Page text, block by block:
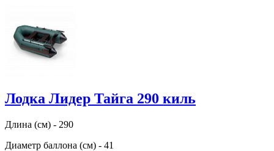
Лодка Лидер Тайга 290 киль
Длина (см) - 290
Диаметр баллона (см) - 41